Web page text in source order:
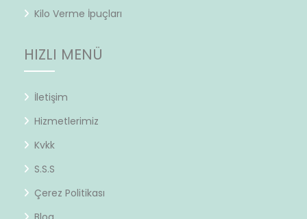
Kilo Verme İpuçları
HIZLI MENÜ
İletişim
Hizmetlerimiz
Kvkk
S.S.S
Çerez Politikası